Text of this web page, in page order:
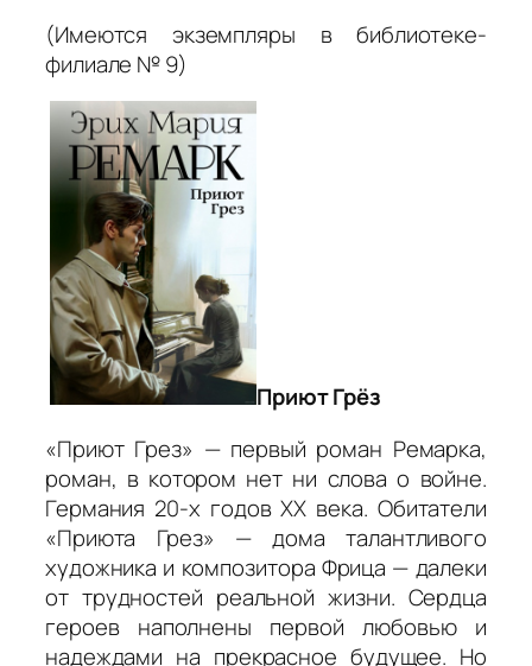
(Имеются экземпляры в библиотеке-
филиале № 9)
Приют Грёз
«Приют Грез» — первый роман Ремарка,
роман, в котором нет ни слова о войне.
Германия 20-х годов ХХ века. Обитатели
«Приюта Грез» — дома талантливого
художника и композитора Фрица — далеки
от трудностей реальной жизни. Сердца
героев наполнены первой любовью и
надеждами на прекрасное будущее. Но